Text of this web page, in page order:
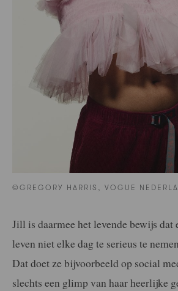
©GREGORY HARRIS, VOGUE
Jill is daarmee het levende bewijs dat
leven niet elke dag te serieus te
Dat doet ze bijvoorbeeld op social
slechts een glimp van haar heerlijke